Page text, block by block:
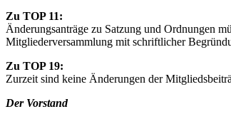
Zu TOP 11:
Änderungsanträge zu Satzung und Ordnungen
Mitgliederversammlung mit schriftlicher
Zu TOP 19:
Zurzeit sind keine Änderungen der
Der Vorstand